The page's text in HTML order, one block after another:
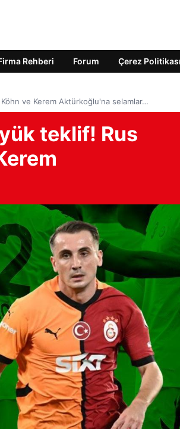
Rehberi Forum Çerez Politikası
ve Kerem Aktürkoğlu'na selamlar…
teklif! Rus